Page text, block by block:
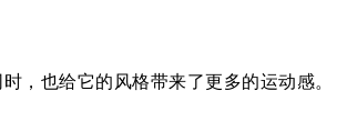
，也给它的风格带来了更多的运动感。